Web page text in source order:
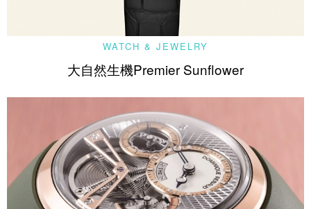
WATCH & JEWELRY
大自然生機Premier Sunflower